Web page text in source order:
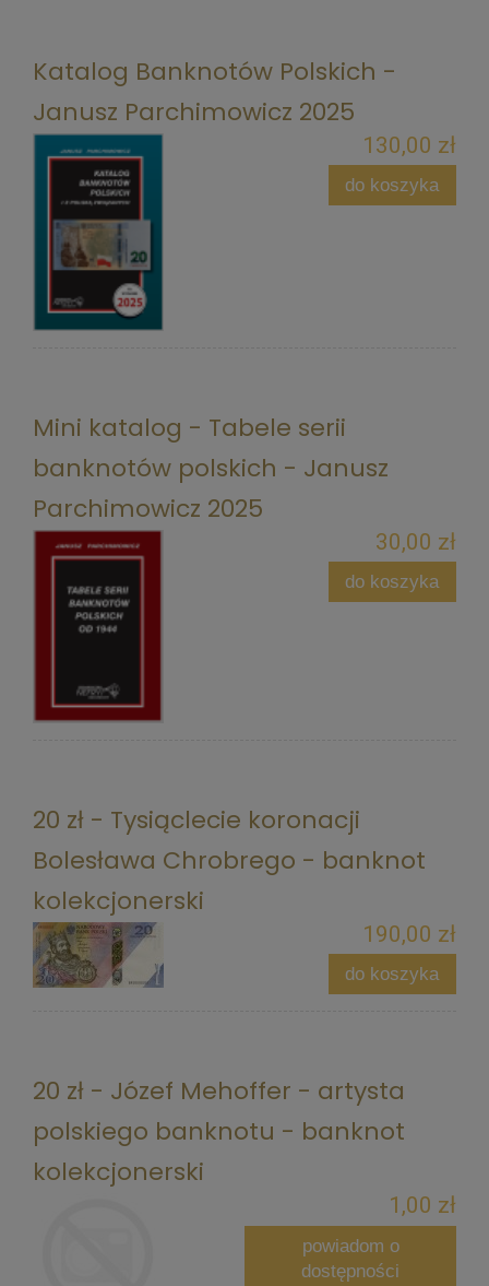
Katalog Banknotów Polskich -
Janusz Parchimowicz 2025
130,00 zł
do koszyka
Mini katalog - Tabele serii
banknotów polskich - Janusz
Parchimowicz 2025
30,00 zł
do koszyka
20 zł - Tysiąclecie koronacji
Bolesława Chrobrego - banknot
kolekcjonerski
190,00 zł
do koszyka
20 zł - Józef Mehoffer - artysta
polskiego banknotu - banknot
kolekcjonerski
1,00 zł
powiadom o
dostępności